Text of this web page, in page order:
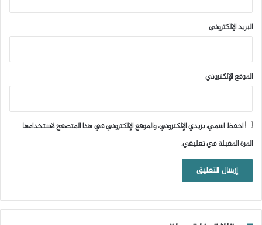
البريد الإلكتروني
الموقع الإلكتروني
احفظ اسمي، بريدي الإلكتروني، والموقع الإلكتروني في هذا المتصفح لاستخدامها
المرة المقبلة في تعليقي.